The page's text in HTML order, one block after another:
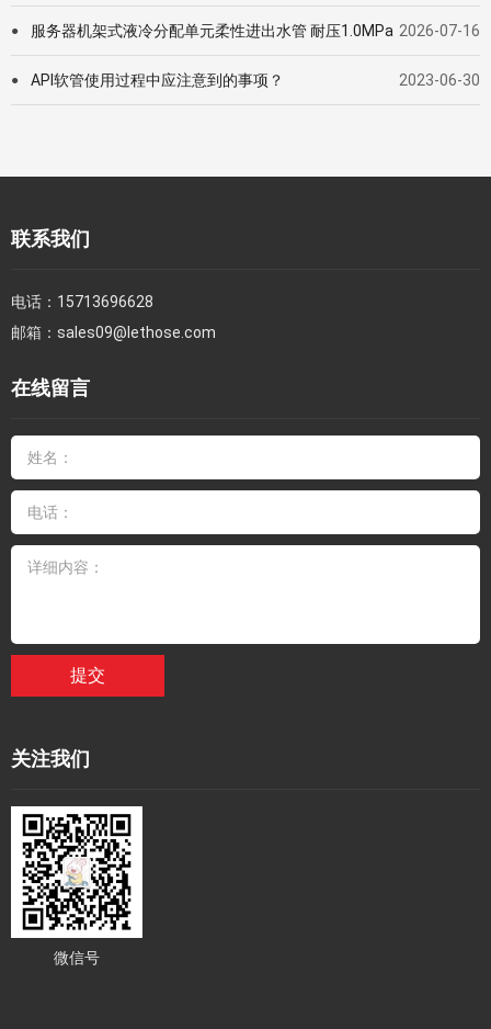
● 服务器机架式液冷分配单元柔性进出水管 耐压1.0MPa 2026-07-16
● API软管使用过程中应注意到的事项？ 2023-06-30
联系我们
电话： 15713696628
邮箱： sales09@lethose.com
在线留言
提交
关注我们
微信号